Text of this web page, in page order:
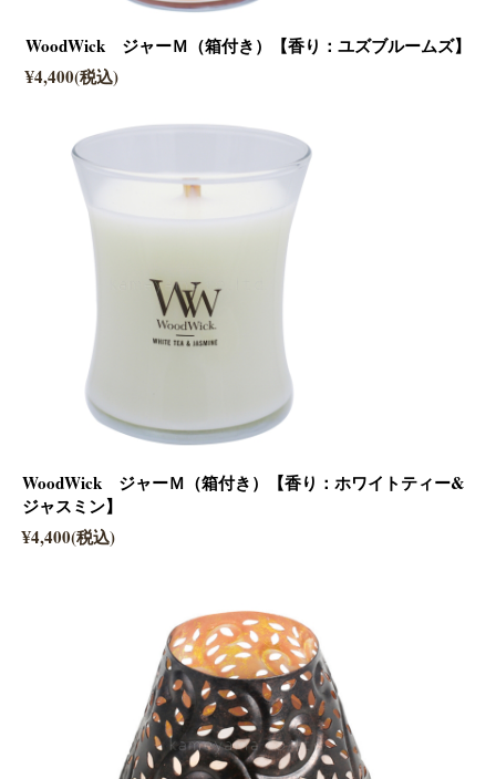
WoodWick ジャーＭ（箱付き）【香り：ユズブルームズ】
¥4,400(税込)
WoodWick ジャーＭ（箱付き）【香り：ホワイトティー&
ジャスミン】
¥4,400(税込)